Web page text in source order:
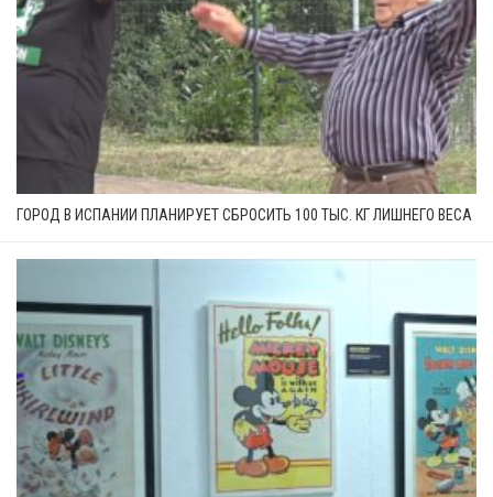
ГОРОД В ИСПАНИИ ПЛАНИРУЕТ СБРОСИТЬ 100 ТЫС. КГ ЛИШНЕГО ВЕСА